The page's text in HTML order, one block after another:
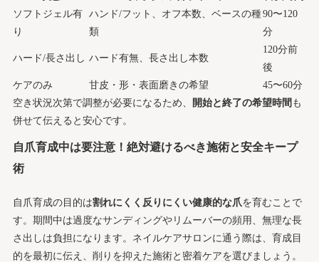
ソフトジェル有
り
ハンド/フット、オフ本数、ベースの種
類
90〜120
分
ハード/長さ出し ハード有無、長さ出し本数
120分前
後
ケアのみ
甘皮・形・表面磨きの希望
45〜60分
空き状況次第で調整が必要になるため、
開始と終了の希望時間 も
併せて伝えると安心です。
自爪育成中は要注意！絶対避けるべき施術と安全キープ
術
自爪育成の目的は割れにくく反りにくい健康的な爪を育むことで
す。期間中は過度なサンディングやリムーバーの頻用、無理な長
さ出しは負担になります。ネイルケアサロンに通う際は、育成目
的を最初に伝え、削りを抑えた施術と密着ケアを選びましょう。